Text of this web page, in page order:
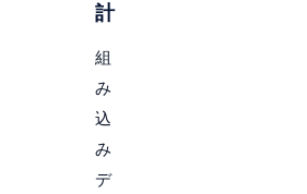
計
組
み
込
み
デ